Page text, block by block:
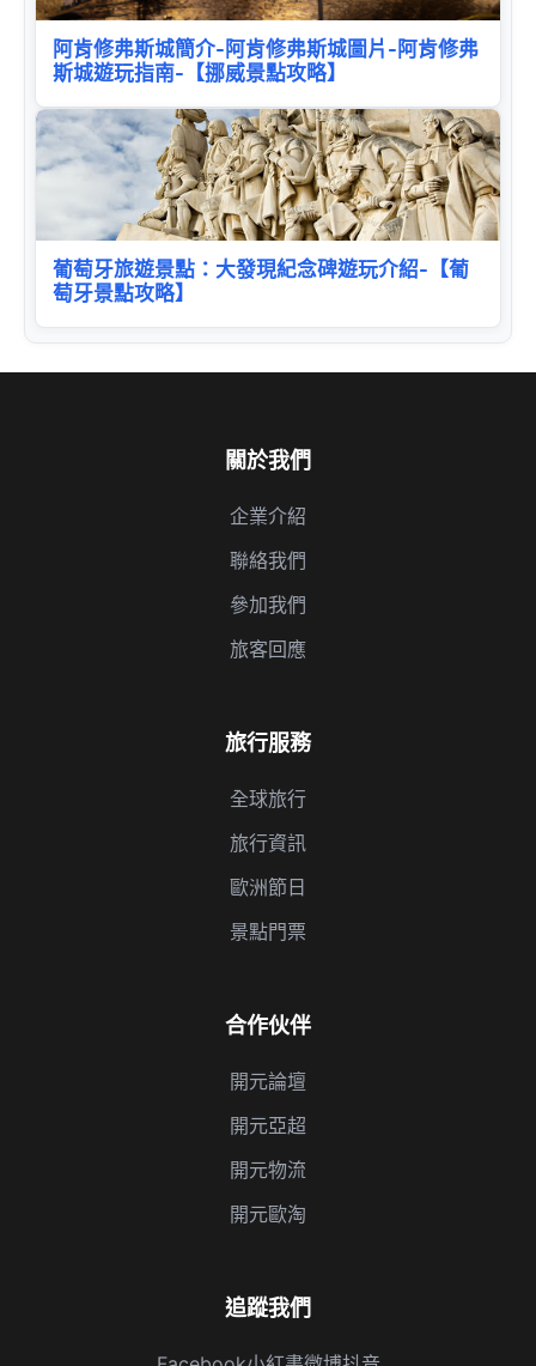
阿肯修弗斯城簡介-阿肯修弗斯城圖片-阿肯修弗
斯城遊玩指南-【挪威景點攻略】
葡萄牙旅遊景點：大發現紀念碑遊玩介紹-【葡
萄牙景點攻略】
關於我們
企業介紹
聯絡我們
參加我們
旅客回應
旅行服務
全球旅行
旅行資訊
歐洲節日
景點門票
合作伙伴
開元論壇
開元亞超
開元物流
開元歐淘
追蹤我們